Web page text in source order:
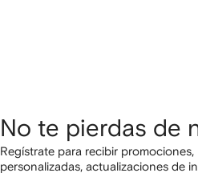
No te pierdas de
Regístrate para recibir promociones,
personalizadas, actualizaciones de